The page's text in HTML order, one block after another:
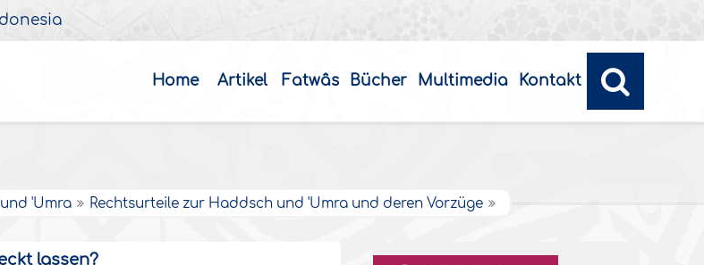
Home Artikel Fatwâs Bücher Multimedia Kontakt
'Umra Rechtsurteile zur Haddsch und 'Umra und deren Vorzüge
lassen?